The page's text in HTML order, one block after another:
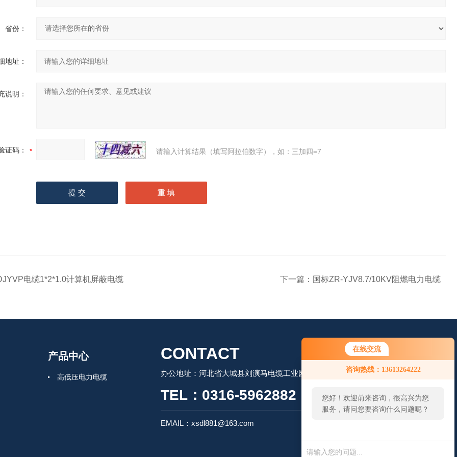
在线交流
咨询热线：13613264222
您好！欢迎前来咨询，很高兴为您
服务，请问您要咨询什么问题呢？
您好，看您停留很久了，是否找到
了需求产品，您可以直接在线与我
省份：
地址：
说明：
证码： 请输入计算结果（填写阿拉伯数字），如：三加四=7
电缆1*2*1.0计算机屏蔽电缆 下一篇： 国标ZR-YJV8.7/10KV阻燃电力电缆
产品中心
高低压电力电缆
CONTACT
办公地址：河北省大城县刘演马电缆工业园区
TEL：0316-5962882
EMAIL：xsdl881@163.com